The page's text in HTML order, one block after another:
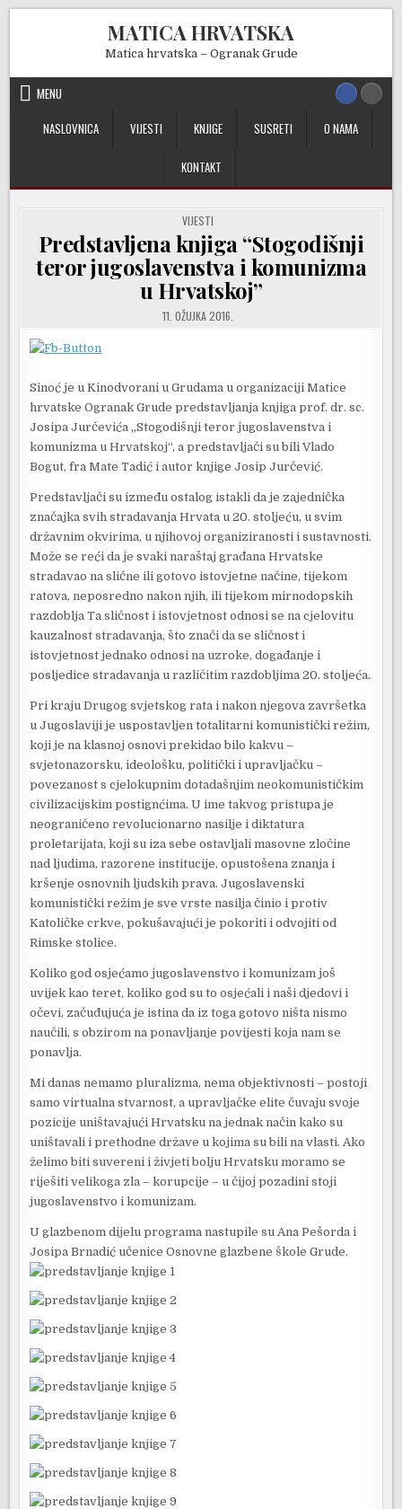
MATICA HRVATSKA
Matica hrvatska – Ogranak Grude
MENU
NASLOVNICA
VIJESTI KNJIGE SUSRETI O NAMA
KONTAKT
POSTED
IN
VIJESTI
Predstavljena knjiga “Stogodišnji
teror jugoslavenstva i komunizma
u Hrvatskoj”
11. OŽUJKA 2016.
Sinoć je u Kinodvorani u Grudama u organizaciji Matice
hrvatske Ogranak Grude predstavljanja knjiga prof. dr. sc.
Josipa Jurčevića „Stogodišnji teror jugoslavenstva i
komunizma u Hrvatskoj“, a predstavljači su bili Vlado
Bogut, fra Mate Tadić i autor knjige Josip Jurčević.
Predstavljači su između ostalog istakli da je zajednička
značajka svih stradavanja Hrvata u 20. stoljeću, u svim
državnim okvirima, u njihovoj organiziranosti i sustavnosti.
Može se reći da je svaki naraštaj građana Hrvatske
stradavao na slične ili gotovo istovjetne načine, tijekom
ratova, neposredno nakon njih, ili tijekom mirnodopskih
razdoblja Ta sličnost i istovjetnost odnosi se na cjelovitu
kauzalnost stradavanja, što znači da se sličnost i
istovjetnost jednako odnosi na uzroke, događanje i
posljedice stradavanja u različitim razdobljima 20. stoljeća.
Pri kraju Drugog svjetskog rata i nakon njegova završetka
u Jugoslaviji je uspostavljen totalitarni komunistički režim,
koji je na klasnoj osnovi prekidao bilo kakvu –
svjetonazorsku, ideološku, politički i upravljačku –
povezanost s cjelokupnim dotadašnjim neokomunističkim
civilizacijskim postignćima. U ime takvog pristupa je
neograničeno revolucionarno nasilje i diktatura
proletarijata, koji su iza sebe ostavljali masovne zločine
nad ljudima, razorene institucije, opustošena znanja i
kršenje osnovnih ljudskih prava. Jugoslavenski
komunistički režim je sve vrste nasilja činio i protiv
Katoličke crkve, pokušavajući je pokoriti i odvojiti od
Rimske stolice.
Koliko god osjećamo jugoslavenstvo i komunizam još
uvijek kao teret, koliko god su to osjećali i naši djedovi i
očevi, začuđujuća je istina da iz toga gotovo ništa nismo
naučili, s obzirom na ponavljanje povijesti koja nam se
ponavlja.
Mi danas nemamo pluralizma, nema objektivnosti – postoji
samo virtualna stvarnost, a upravljačke elite čuvaju svoje
pozicije uništavajući Hrvatsku na jednak način kako su
uništavali i prethodne države u kojima su bili na vlasti. Ako
želimo biti suvereni i živjeti bolju Hrvatsku moramo se
riješiti velikoga zla – korupcije – u čijoj pozadini stoji
jugoslavenstvo i komunizam.
U glazbenom dijelu programa nastupile su Ana Pešorda i
Josipa Brnadić učenice Osnovne glazbene škole Grude.